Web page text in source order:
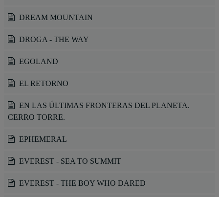
DREAM MOUNTAIN
DROGA - THE WAY
EGOLAND
EL RETORNO
EN LAS ÚLTIMAS FRONTERAS DEL PLANETA.
CERRO TORRE.
EPHEMERAL
EVEREST - SEA TO SUMMIT
EVEREST - THE BOY WHO DARED